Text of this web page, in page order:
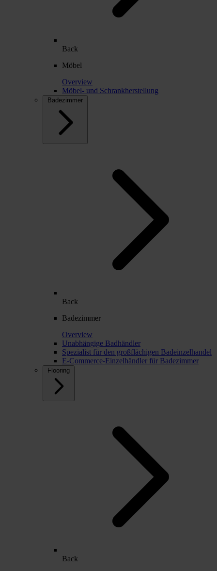
Back
Möbel
Overview
Möbel- und Schrankherstellung
Badezimmer
Back
Badezimmer
Overview
Unabhängige Badhändler
Spezialist für den großflächigen Badeinzelhandel
E-Commerce-Einzelhändler für Badezimmer
Flooring
Back